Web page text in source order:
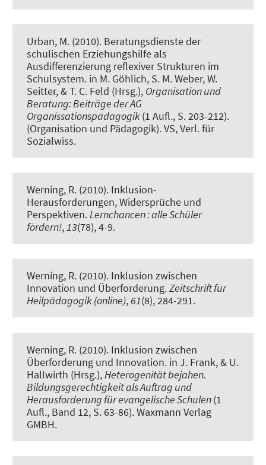
Urban, M. (2010). Beratungsdienste der
schulischen Erziehungshilfe als
Ausdifferenzierung reflexiver Strukturen im
Schulsystem. in M. Göhlich, S. M. Weber, W.
Seitter, & T. C. Feld (Hrsg.), Organisation und
Beratung: Beiträge der AG
Organissationspädagogik(1 Aufl., S. 203-212).
(Organisation und Pädagogik). VS, Verl. für
Sozialwiss.
Werning, R. (2010). Inklusion-
Herausforderungen, Widersprüche und
Perspektiven.Lernchancen : alle Schüler
fördern!,13(78), 4-9.
Werning, R. (2010). Inklusion zwischen
Innovation und Überforderung.Zeitschrift für
Heilpädagogik (online), 61(8), 284-291.
Werning, R. (2010). Inklusion zwischen
Überforderung und Innovation. in J. Frank, & U.
Hallwirth (Hrsg.),Heterogenität bejahen.
Bildungsgerechtigkeit als Auftrag und
Herausforderung für evangelische Schulen(1
Aufl., Band 12, S. 63-86). Waxmann Verlag
GMBH.